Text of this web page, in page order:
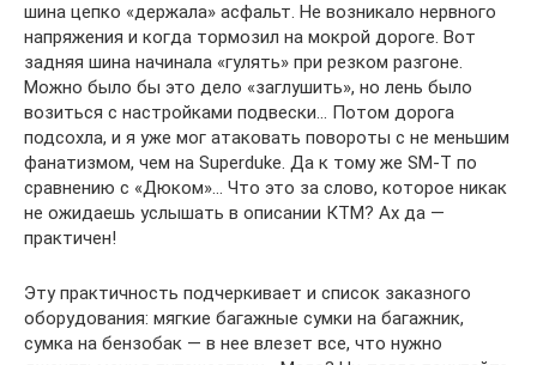
шина цепко «держала» асфальт. Не возникало нервного
напряжения и когда тормозил на мокрой дороге. Вот
задняя шина начинала «гулять» при резком разгоне.
Можно было бы это дело «заглушить», но лень было
возиться с настройками подвески… Потом дорога
подсохла, и я уже мог атаковать повороты с не меньшим
фанатизмом, чем на Superduke. Да к тому же SM-T по
сравнению с «Дюком»… Что это за слово, которое никак
не ожидаешь услышать в описании КТМ? Ах да —
практичен!
Эту практичность подчеркивает и список заказного
оборудования: мягкие багажные сумки на багажник,
сумка на бензобак — в нее влезет все, что нужно